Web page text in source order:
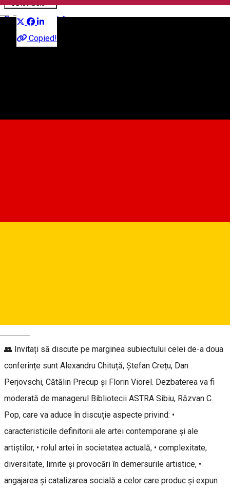
English
Distribuie
Copied!
Presentation, Talk
👥 Invitați să discute pe marginea subiectului celei de-a doua
conferințe sunt Alexandru Chituță, Ștefan Crețu, Dan
Perjovschi, Cătălin Precup și Florin Viorel. Dezbaterea va fi
moderată de managerul Bibliotecii ASTRA Sibiu, Răzvan C.
Pop, care va aduce în discuție aspecte privind: •
caracteristicile definitorii ale artei contemporane și ale
artiștilor, • rolul artei în societatea actuală, • complexitate,
diversitate, limite și provocări în demersurile artistice, •
angajarea și catalizarea socială a celor care produc și expun